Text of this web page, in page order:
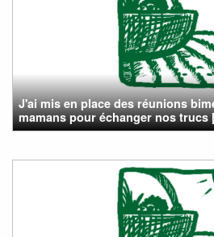
J'ai mis en place des réunions
mamans pour échanger nos trucs